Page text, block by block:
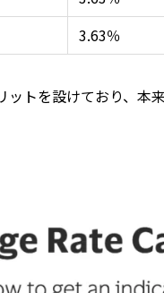
3.63％
トを設けており、本